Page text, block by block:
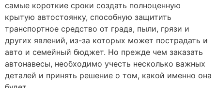
самые короткие сроки создать полноценную
крытую автостоянку, способную защитить
транспортное средство от града, пыли, грязи и
других явлений, из-за которых может пострадать и
авто и семейный бюджет. Но прежде чем заказать
автонавесы, необходимо учесть несколько важных
деталей и принять решение о том, какой именно она